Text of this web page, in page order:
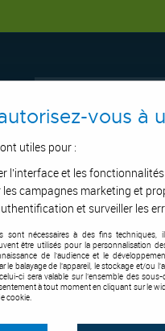
ASPIRATION OUTILS
maintenance travail du
vous à
utiles pour :
l'interface et les
les campagnes marketing et
et surveiller les
sont nécessaires à des fins
être utilisés pour la personnalisation
de l'audience et le
le balayage de l'appareil, le stockage et/ou
ci sera valable sur l’ensemble des
à tout moment en cliquant sur le
cookie.